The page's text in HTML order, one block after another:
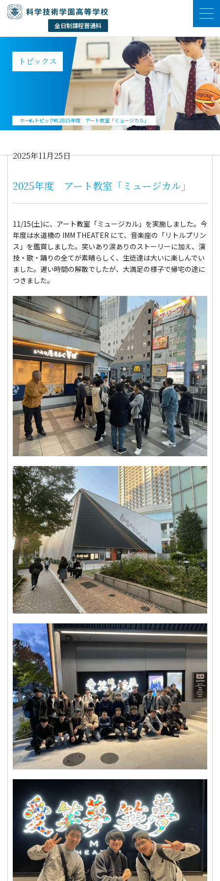
トピックス
ホーム トピックス2025年度 アート教室「ミュージカル」
2025年11月25日
2025年度 アート教室「ミュージカル」
11/15(土)に、アート教室「ミュージカル」を実施しました。今
年度は水道橋の IMM THEATER にて、音楽座の「リトルプリン
ス」を鑑賞しました。笑いあり涙ありのストーリーに加え、演
技・歌・踊りの全てが素晴らしく、生徒達は大いに楽しんでい
ました。遅い時間の解散でしたが、大満足の様子で帰宅の途に
つきました。